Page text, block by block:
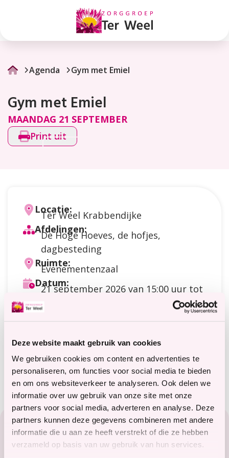
Deze website maakt gebruik van cookies
We gebruiken cookies om content en advertenties te
personaliseren, om functies voor social media te bieden
en om ons websiteverkeer te analyseren. Ook delen we
informatie over uw gebruik van onze site met onze
partners voor social media, adverteren en analyse. Deze
partners kunnen deze gegevens combineren met andere
informatie die u aan ze heeft verstrekt of die ze hebben
verzameld op basis van uw gebruik van hun services.
Agenda Gym met Emiel
Gym met Emiel
MAANDAG 21 SEPTEMBER
Print uit
Locatie:
Ter Weel Krabbendijke
Afdelingen:
De Hoge Hoeves, de hofjes,
dagbesteding
Ruimte:
Evenementenzaal
Datum:
21 september 2026van 15:00 uur tot
15:45 uur
Dagbesteding,Cliënten
Bewegen
Meer informatie?
terweelactief@terweel.nl
Footer
Zorg in het Zeeuwse hart